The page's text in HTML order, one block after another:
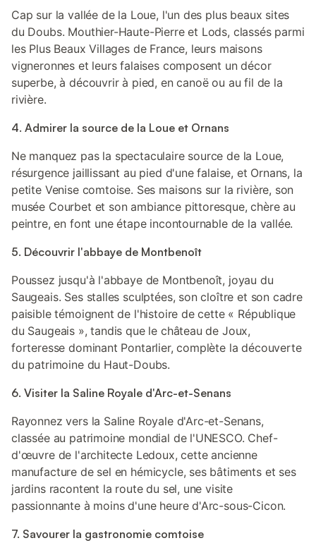
Cap sur la vallée de la Loue, l'un des plus beaux sites
du Doubs. Mouthier-Haute-Pierre et Lods, classés parmi
les Plus Beaux Villages de France, leurs maisons
vigneronnes et leurs falaises composent un décor
superbe, à découvrir à pied, en canoë ou au fil de la
rivière.
4. Admirer la source de la Loue et Ornans
Ne manquez pas la spectaculaire source de la Loue,
résurgence jaillissant au pied d'une falaise, et Ornans, la
petite Venise comtoise. Ses maisons sur la rivière, son
musée Courbet et son ambiance pittoresque, chère au
peintre, en font une étape incontournable de la vallée.
5. Découvrir l'abbaye de Montbenoît
Poussez jusqu'à l'abbaye de Montbenoît, joyau du
Saugeais. Ses stalles sculptées, son cloître et son cadre
paisible témoignent de l'histoire de cette « République
du Saugeais », tandis que le château de Joux,
forteresse dominant Pontarlier, complète la découverte
du patrimoine du Haut-Doubs.
6. Visiter la Saline Royale d'Arc-et-Senans
Rayonnez vers la Saline Royale d'Arc-et-Senans,
classée au patrimoine mondial de l'UNESCO. Chef-
d'œuvre de l'architecte Ledoux, cette ancienne
manufacture de sel en hémicycle, ses bâtiments et ses
jardins racontent la route du sel, une visite
passionnante à moins d'une heure d'Arc-sous-Cicon.
7. Savourer la gastronomie comtoise